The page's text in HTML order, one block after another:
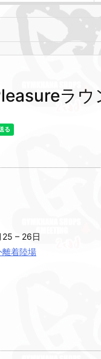
ラウ
25 – 26日
離着陸場